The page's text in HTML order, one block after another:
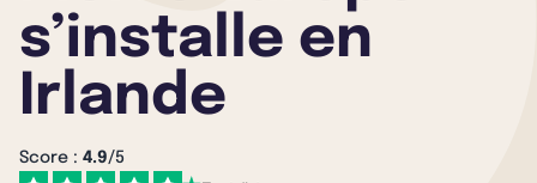
s’installe en
Irlande
Score : 4.9/5